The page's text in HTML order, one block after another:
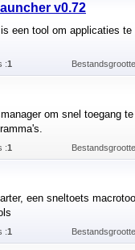
v0.72
een tool om applicaties
:1
om snel toegang
:1
een sneltoets
:1